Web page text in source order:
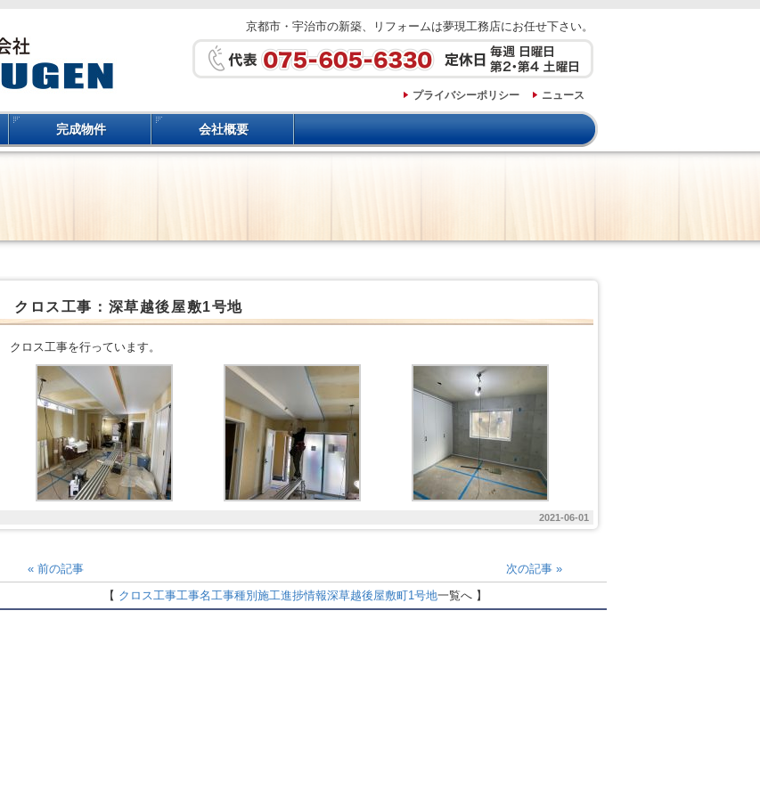
京都市・宇治市の新築、リフォームは夢現工務店にお任せ下さい。
プライバシーポリシー ニュース
完成物件 会社概要
クロス工事：深草越後屋敷1号地
クロス工事を行っています。
2021-06-01
« 前の記事 次の記事 »
【 クロス工事工事名工事種別 施工進捗情報深草越後屋敷町1号地一覧へ 】